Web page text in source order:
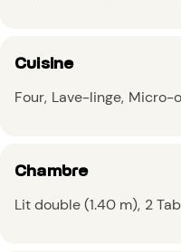
Cuisine
Four Lave-linge Micro-
Chambre
Lit double (1.40 m) 2